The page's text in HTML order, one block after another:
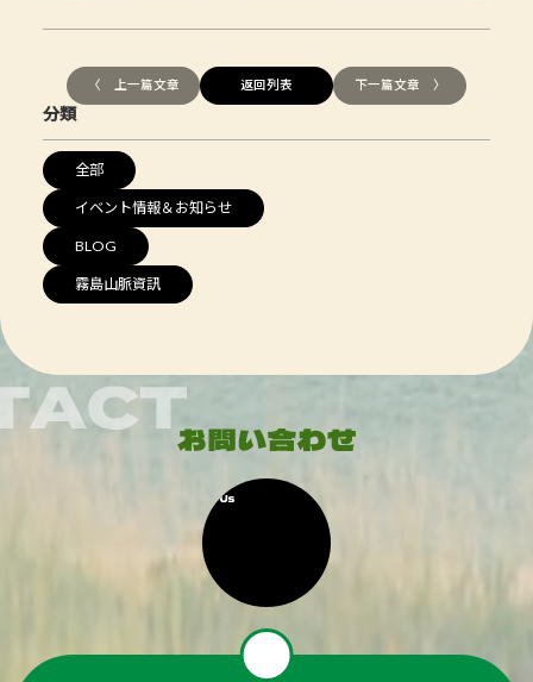
〈 上一篇文章 返回列表 下一篇文章 〉
分類
全部
イベント情報＆お知らせ
BLOG
霧島山脈資訊